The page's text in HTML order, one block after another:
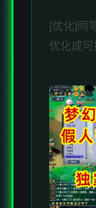
[优化]同
优化成